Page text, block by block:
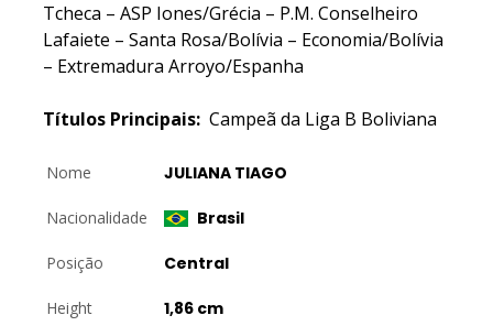
Tcheca – ASP Iones/Grécia – P.M. Conselheiro
Lafaiete – Santa Rosa/Bolívia – Economia/Bolívia
– Extremadura Arroyo/Espanha
Títulos Principais: Campeã da Liga B Boliviana
Nome JULIANA TIAGO
Nacionalidade Brasil
Posição Central
Height 1,86 cm